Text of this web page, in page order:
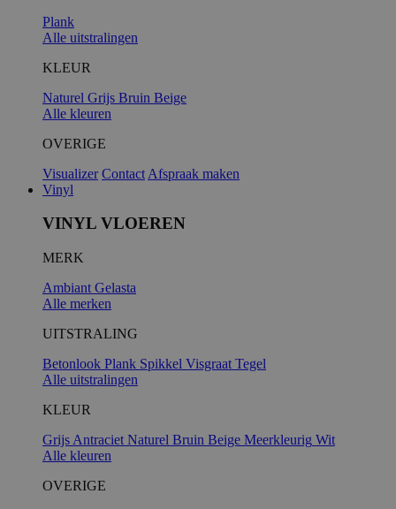
Plank
Alle uitstralingen
KLEUR
Naturel Grijs Bruin Beige
Alle kleuren
OVERIGE
Visualizer Contact Afspraak maken
Vinyl
VINYL VLOEREN
MERK
Ambiant Gelasta
Alle merken
UITSTRALING
Betonlook Plank Spikkel Visgraat Tegel
Alle uitstralingen
KLEUR
Grijs Antraciet Naturel Bruin Beige Meerkleurig Wit
Alle kleuren
OVERIGE